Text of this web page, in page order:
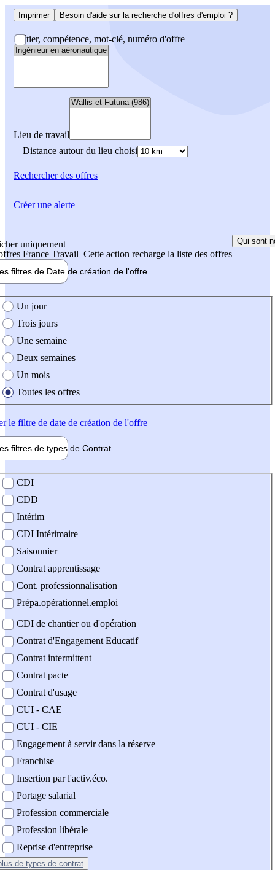
Imprimer Besoin d'aide sur la recherche d'offres d'emploi ?
Métier, compétence, mot-clé, numéro d'offre
Lieu de travail
Distance autour du lieu choisi
Rechercherdes offres
uniquement
France Travail Cette action recharge la liste des offres
Qui sont
filtres de Date de création de l'offre
création de l'offre
Un jour
Trois jours
Une semaine
Deux semaines
Un mois
Toutes les offres
le filtre de date de création de l'offre
filtres de types de Contrat
contrat
CDI
CDD
Intérim
CDI Intérimaire
Saisonnier
Contrat apprentissage
Cont. professionnalisation
Prépa.opérationnel.emploi
CDI de chantier ou d'opération
Contrat d'Engagement Educatif
Contrat intermittent
Contrat pacte
Contrat d'usage
CUI - CAE
CUI - CIE
Engagement à servir dans la réserve
Franchise
Insertion par l'activ.éco.
Portage salarial
Profession commerciale
Profession libérale
Reprise d'entreprise
de types de contrat
Créer une alerte